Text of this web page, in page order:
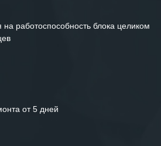
на работоспособность блока целиком
от 5 дней